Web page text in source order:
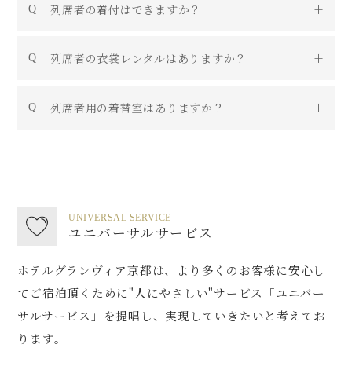
列席者の着付はできますか？
列席者の衣裳レンタルはありますか？
列席者用の着替室はありますか？
UNIVERSAL SERVICE
ユニバーサルサービス
ホテルグランヴィア京都は、より多くのお客様に安心し
てご宿泊頂くために"人にやさしい"サービス「ユニバー
サルサービス」を提唱し、実現していきたいと考えてお
ります。